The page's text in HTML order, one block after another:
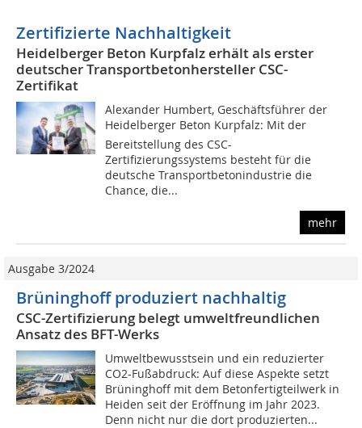
Zertifizierte Nachhaltigkeit
Heidelberger Beton Kurpfalz erhält als erster
deutscher Transportbetonhersteller CSC-
Zertifikat
Alexander Humbert, Geschäftsführer der
Heidelberger Beton Kurpfalz: Mit der
Bereitstellung des CSC-
Zertifizierungssystems besteht für die
deutsche Transportbetonindustrie die
Chance, die...
mehr
Ausgabe 3/2024
Brüninghoff produziert nachhaltig
CSC-Zertifizierung belegt umweltfreundlichen
Ansatz des BFT-Werks
Umweltbewusstsein und ein reduzierter
CO2-Fußabdruck: Auf diese Aspekte setzt
Brüninghoff mit dem Betonfertigteilwerk in
Heiden seit der Eröffnung im Jahr 2023.
Denn nicht nur die dort produzierten...